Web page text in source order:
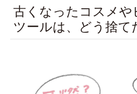
古くなったコスメや
ツールは、どう捨て